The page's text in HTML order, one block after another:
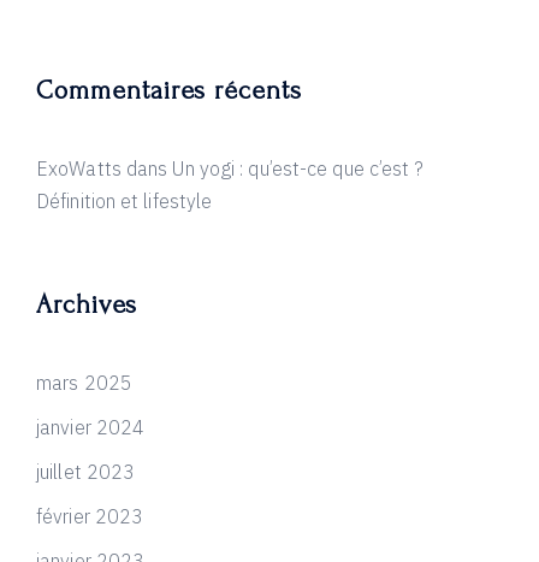
Commentaires récents
ExoWatts dans Un yogi : qu’est-ce que c’est ?
Définition et lifestyle
Archives
mars 2025
janvier 2024
juillet 2023
février 2023